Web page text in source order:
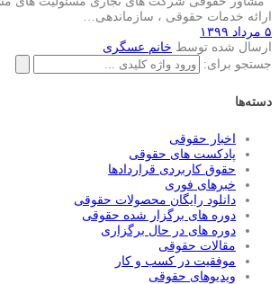
ارائه خدمات حقوقی ، سازماندهی…
۵ مرداد ۱۳۹۹
ارسال شده توسط خانم عسگری
جستجو برای:
دسته‌ها
اخبار حقوقی
پادکست های حقوقی
حقوق کاربردی قراردادها
خبرهای فوری
دانلود رایگان محصولات حقوقی
دوره های برگزار شده حقوقی
دوره های در حال برگزاری
مقالات حقوقی
موفقیت در کسب و کار
ویدیوهای حقوقی